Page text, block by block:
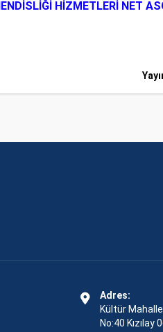
HİZMETLERİ NET
Adres:
Kültür
No:40 Kızılay